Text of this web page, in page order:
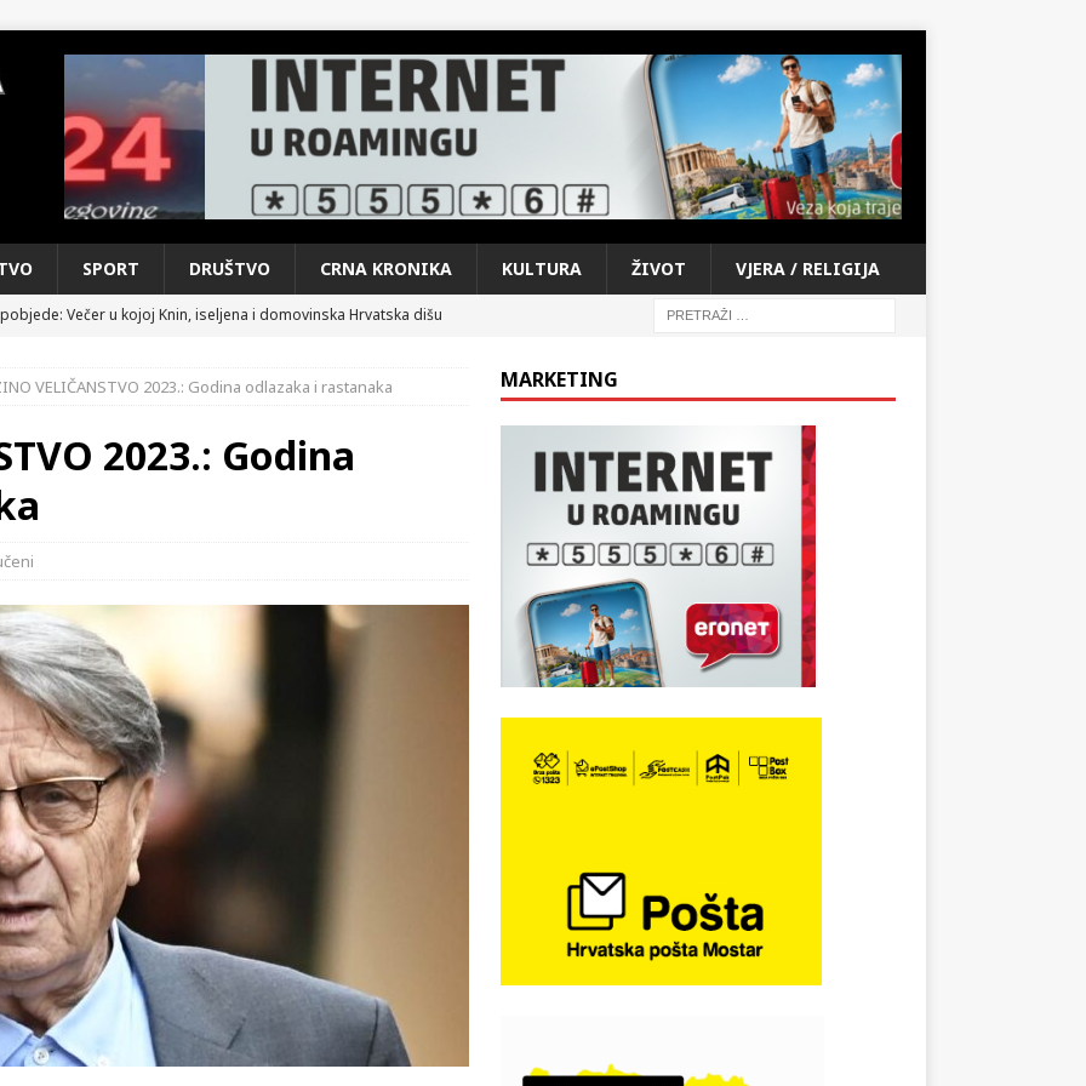
SPORT DRUŠTVO CRNA KRONIKA KULTURA ŽIVOT VJERA / RELIGIJA
Večer u kojoj Knin, iseljena i domovinska Hrvatska dišu
iz sažetka dnevnih događaja za protekli vikend
CRNA
29. srpnja 2018, preminuo je glazbeni genij Oliver Dragojević
iz Međugorja; ‘Slobodna Dalmacija‘ u posjedu dramatične
u polju kod granice!
– Izjava povodom čina vandalizma
je donijelo slobodu: Neizbrisiva uloga HVO-a i Hrvata iz BiH u
RAT
VELIČANSTVO 2023.: Godina odlazaka i rastanaka
2023.: Godina
MARKETING